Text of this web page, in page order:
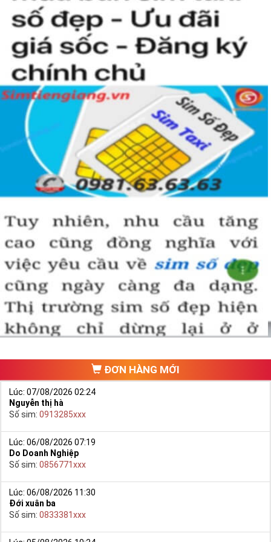
người khác cũng sẽ biết được vị trí của bạn trong xã hội là như thế
nào rồi?
Hướng dẫn mua Sim Tứ Quý 2 tại
Simtiengiang.vn.
Sim Tiền Giang là đơn vị cung cấp
Tứ Quý, sim giá rẻ uy
tín chất lượng.
Chọn mua sim số đẹp thường mất nhiều thời gian ở khoản lựa số,
một số phải vừa đẹp, vừa tốt về phong thủy thì mới là sim hoàn
hảo. Vậy phải làm sao?
- Cách nhanh nhất để chọn mua được Sim Tứ Quý 2 là bạn vào
trang chủ của Sim Tiền Giang, chọn mục “
Sim giảm giá
“ ở ngay đầu
trang chủ. Đây là danh sách sim được đại lý giảm giá vì một số lý
Ngoài ra quý khách chưa ưng ý về Sim Tứ Quý 2 có cũng thể tham
khảo thêm Sim Vinaphone,Sim Gmobile, Sim Tứ Quý Giữa
ĐƠN HÀNG MỚI
Lúc: 07/08/2026 02:24
Nguyễn thị hà
Số sim: 0913285xxx
Lúc: 06/08/2026 07:19
Do Doanh Nghiệp
Số sim: 0856771xxx
Lúc: 06/08/2026 11:30
Đới xuân ba
Số sim: 0833381xxx